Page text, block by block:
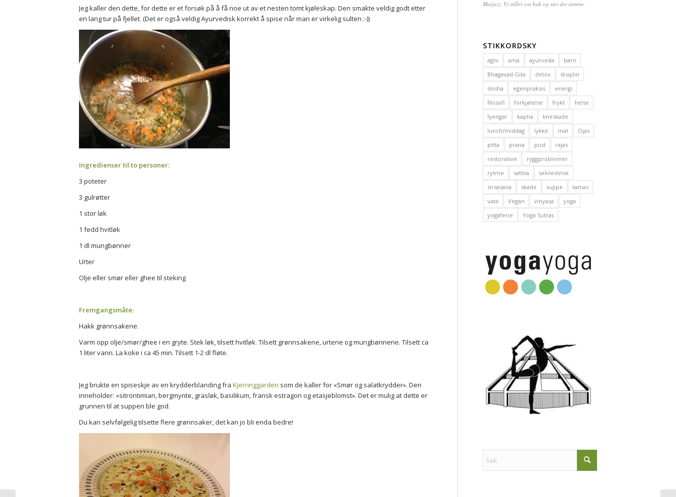
Jeg kaller den dette, for dette er et forsøk på å få noe ut av et nesten tomt kjøleskap. Den smakte veldig godt etter
en lang tur på fjellet. (Det er også veldig Ayurvedisk korrekt å spise når man er virkelig sulten :-))
Ingredienser til to personer:
3 poteter
3 gulrøtter
1 stor løk
1 fedd hvitløk
1 dl mungbønner
Urter
Olje eller smør eller ghee til steking
Fremgangsmåte:
Hakk grønnsakene.
Varm opp olje/smør/ghee i en gryte. Stek løk, tilsett hvitløk. Tilsett grønnsakene, urtene og mungbønnene. Tilsett ca
1 liter vann. La koke i ca 45 min. Tilsett 1-2 dl fløte.
Jeg brukte en spiseskje av en krydderblanding fra Kjerringgarden som de kaller for «Smør og salatkrydder». Den
inneholder: «sitrontimian, bergmynte, grasløk, basilikum, fransk estragon og etasjeblomst». Det er mulig at dette er
grunnen til at suppen ble god.
Du kan selvfølgelig tilsette flere grønnsaker, det kan jo bli enda bedre!
Maijazz. Vi stiller oss bak og sier det samme.
STIKKORDSKY
agni ama ayurveda
barn
Bhagavad Gita
detox
disiplin
dosha
egenpraksis
energi
filosofi
forkjølelse frykt
helse
Iyengar
kapha
kneskade
lunch/middag
lykke mat
Ojas
pitta
prana pust
rajas
restorative
ryggproblemer
rytme
sattva
selvledelse
sirsasana
skade suppe
tamas
vata
Vegan vinyasa
yoga
yogaferie
Yoga Sutras